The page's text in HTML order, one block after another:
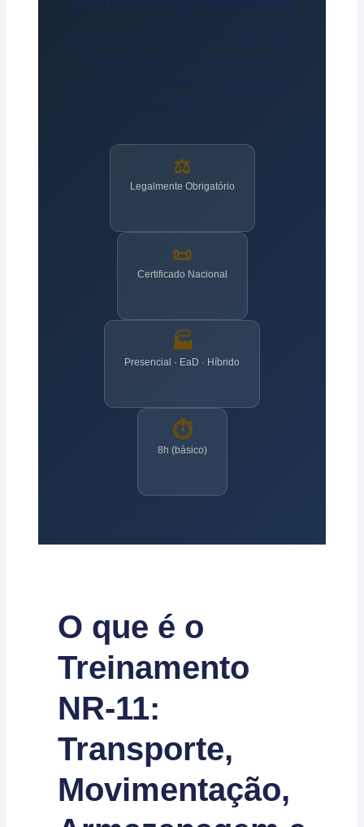
⚖️
Legalmente Obrigatório
📜
Certificado Nacional
🏭
Presencial · EaD · Híbrido
⏱️
8h (básico)
O que é o
Treinamento
NR-11:
Transporte,
Movimentação,